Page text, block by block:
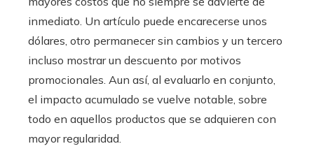
inmediato. Un artículo puede encarecerse unos
dólares, otro permanecer sin cambios y un tercero
incluso mostrar un descuento por motivos
promocionales. Aun así, al evaluarlo en conjunto,
el impacto acumulado se vuelve notable, sobre
todo en aquellos productos que se adquieren con
mayor regularidad.